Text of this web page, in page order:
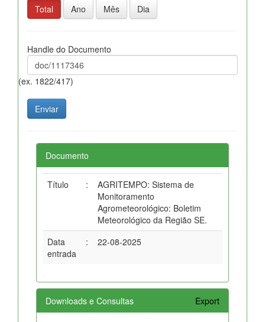
Total
Ano Mês Dia
Handle do Documento
(ex. 1822/417)
Documento
Título :
AGRITEMPO: Sistema de
Monitoramento
Agrometeorológico: Boletim
Meteorológico da Região SE.
Data
entrada
: 22-08-2025
Downloads e Consultas Export